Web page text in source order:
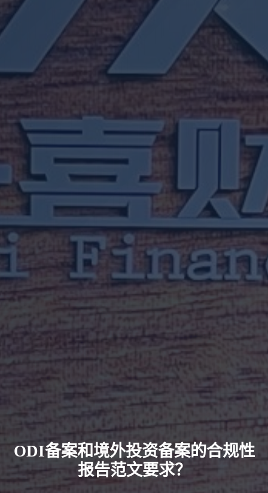
ODI备案和境外投资备案的合规性
报告范文要求？